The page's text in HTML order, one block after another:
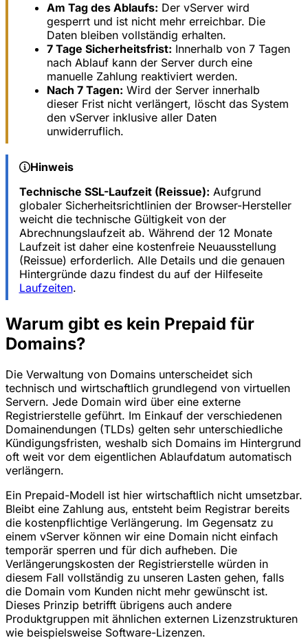
Am Tag des Ablaufs: Der vServer wird
gesperrt und ist nicht mehr erreichbar. Die
Daten bleiben vollständig erhalten.
7 Tage Sicherheitsfrist: Innerhalb von 7 Tagen
nach Ablauf kann der Server durch eine
manuelle Zahlung reaktiviert werden.
Nach 7 Tagen: Wird der Server innerhalb
dieser Frist nicht verlängert, löscht das System
den vServer inklusive aller Daten
unwiderruflich.
Hinweis
Technische SSL-Laufzeit (Reissue): Aufgrund
globaler Sicherheitsrichtlinien der Browser-Hersteller
weicht die technische Gültigkeit von der
Abrechnungslaufzeit ab. Während der 12 Monate
Laufzeit ist daher eine kostenfreie Neuausstellung
(Reissue) erforderlich. Alle Details und die genauen
Hintergründe dazu findest du auf der Hilfeseite
Laufzeiten.
Warum gibt es kein Prepaid für
Domains?
Die Verwaltung von Domains unterscheidet sich
technisch und wirtschaftlich grundlegend von virtuellen
Servern. Jede Domain wird über eine externe
Registrierstelle geführt. Im Einkauf der verschiedenen
Domainendungen (TLDs) gelten sehr unterschiedliche
Kündigungsfristen, weshalb sich Domains im Hintergrund
oft weit vor dem eigentlichen Ablaufdatum automatisch
verlängern.
Ein Prepaid-Modell ist hier wirtschaftlich nicht umsetzbar.
Bleibt eine Zahlung aus, entsteht beim Registrar bereits
die kostenpflichtige Verlängerung. Im Gegensatz zu
einem vServer können wir eine Domain nicht einfach
temporär sperren und für dich aufheben. Die
Verlängerungskosten der Registrierstelle würden in
diesem Fall vollständig zu unseren Lasten gehen, falls
die Domain vom Kunden nicht mehr gewünscht ist.
Dieses Prinzip betrifft übrigens auch andere
Produktgruppen mit ähnlichen externen Lizenzstrukturen
wie beispielsweise Software-Lizenzen.